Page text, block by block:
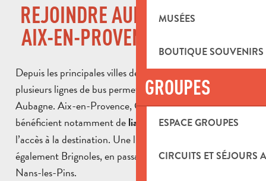
MUSÉES
BOUTIQUE
GROUPES
ESPACE GROUPES
CIRCUITS ET SÉJOURS
REJOINDRE AUBAGNE DEPUIS
AIX-EN-PROVENCE OU LE VAR
Depuis les principales villes des Bouches-du-Rhône,
plusieurs lignes de bus permettent de vous rendre à
Aubagne. Aix-en-Provence, Cassis et La Ciotat
bénéficient notamment de liaisons régulièresfacilitant
l’accès à la destination. Une ligne Zou! dessert
également Brignoles, en passant par Saint-Maximin et
Nans-les-Pins.